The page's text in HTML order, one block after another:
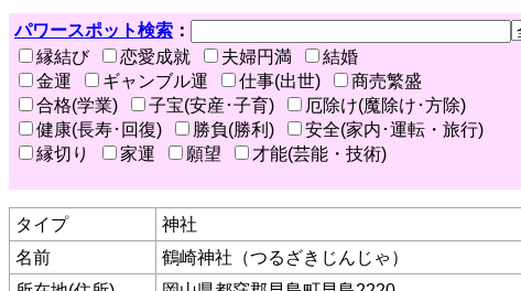
パワースポット検索 ：
縁結び
恋愛成就 夫婦円満
結婚
金運
ギャンブル運 仕事(出世)
商売繁盛
合格(学業)
子宝(安産･子育)
厄除け(魔除け･方除)
健康(長寿･回復)
勝負(勝利)
安全(家内･運転・旅行)
縁切り
家運 願望 才能(芸能・技術)
タイプ
神社
名前
鶴崎神社（つるざきじんじゃ）